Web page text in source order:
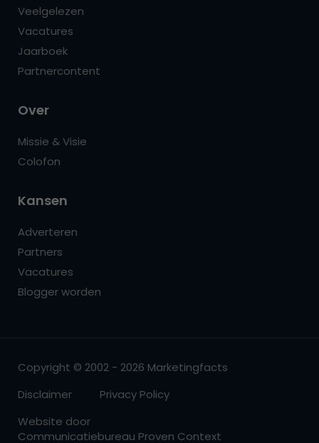
Veelgelezen
Vacatures
Jaarboek
Partnercontent
Over
Missie & Visie
Colofon
Kansen
Adverteren
Partners
Vacatures
Blogger worden
Copyright © 2002 - 2026 Marketingfacts
Disclaimer
Privacy Policy
Website door
Communicatiebureau Proven Context